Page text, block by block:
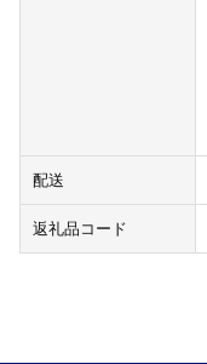
配送
返礼品コード